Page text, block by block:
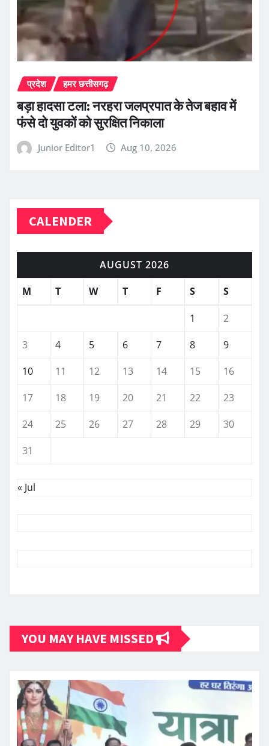
प्रदेश हमर छत्तीसगढ़
बड़ा हादसा टला: नरहरा जलप्रपात के तेज बहाव में
फंसे दो युवकों को सुरक्षित निकाला
Junior Editor1 Aug 10, 2026
CALENDER
AUGUST 2026
M
T W T F S S
1
2
3
4 5 6 7 8
9
10
11 12 13 14 15
16
17
18 19 20 21 22
23
24
25 26 27 28 29
30
31
« Jul
YOU MAY HAVE MISSED